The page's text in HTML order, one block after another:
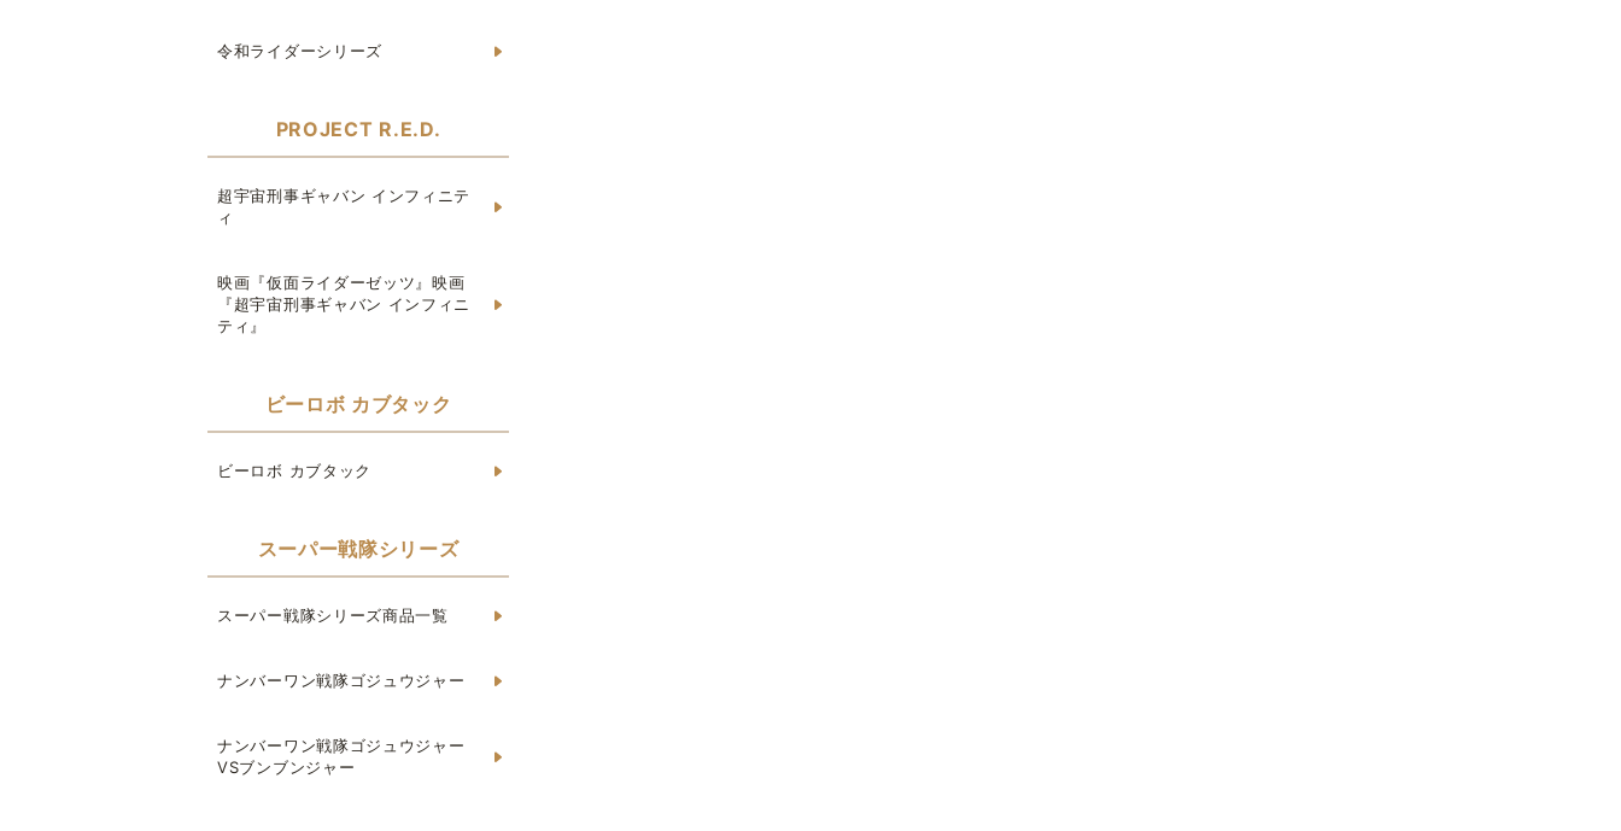
令和ライダーシリーズ
PROJECT R.E.D.
超宇宙刑事ギャバン インフィニテ
ィ
映画『仮面ライダーゼッツ』映画
『超宇宙刑事ギャバン インフィニ
ティ』
ビーロボ カブタック
ビーロボ カブタック
スーパー戦隊シリーズ
スーパー戦隊シリーズ商品一覧
ナンバーワン戦隊ゴジュウジャー
ナンバーワン戦隊ゴジュウジャー
VSブンブンジャー